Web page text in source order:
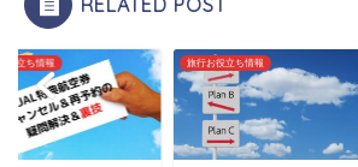
RELATED POST
役立ち情報 旅行お役立ち情報